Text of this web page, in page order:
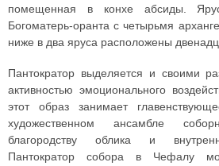
помещенная в конхе абсиды.
Богоматерь-оранта с четырьмя
ниже в два яруса расположены
Пантократор выделяется и своими
активностью эмоционального
этот образ занимает
художественном ансамбле
благородству облика и
Пантократор собора в Чефалу